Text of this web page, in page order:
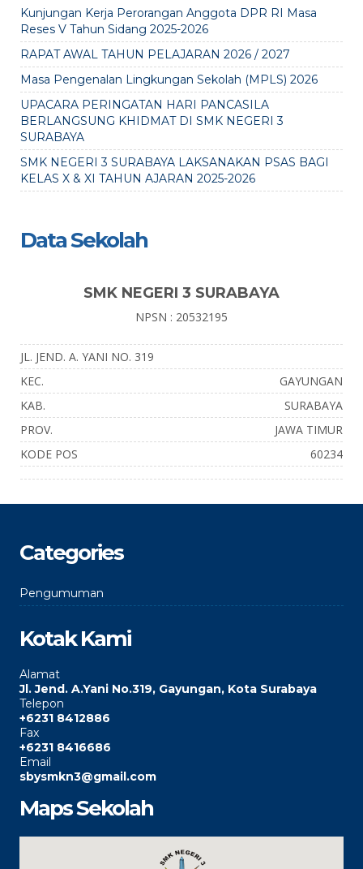
Kunjungan Kerja Perorangan Anggota DPR RI Masa
Reses V Tahun Sidang 2025-2026
RAPAT AWAL TAHUN PELAJARAN 2026 / 2027
Masa Pengenalan Lingkungan Sekolah (MPLS) 2026
UPACARA PERINGATAN HARI PANCASILA
BERLANGSUNG KHIDMAT DI SMK NEGERI 3
SURABAYA
SMK NEGERI 3 SURABAYA LAKSANAKAN PSAS BAGI
KELAS X & XI TAHUN AJARAN 2025-2026
Data Sekolah
SMK NEGERI 3 SURABAYA
NPSN : 20532195
JL. JEND. A. YANI NO. 319
KEC.
GAYUNGAN
KAB.
SURABAYA
PROV.
JAWA TIMUR
KODE POS
60234
Categories
Pengumuman
Kotak Kami
Alamat
Jl. Jend. A.Yani No.319, Gayungan, Kota Surabaya
Telepon
+6231 8412886
Fax
+6231 8416686
Email
sbysmkn3@gmail.com
Maps Sekolah